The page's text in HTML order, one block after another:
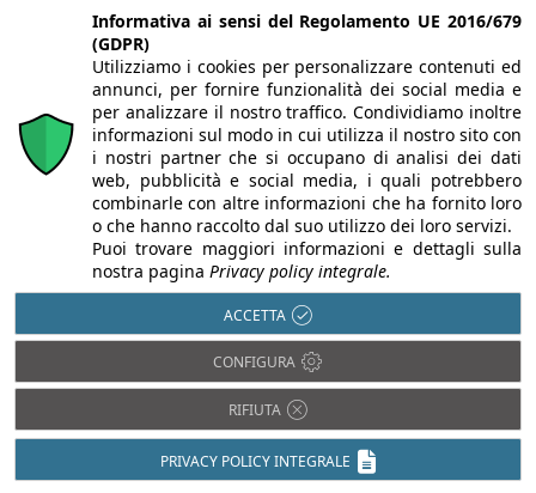
Isolamento acustico
Informativa ai sensi del Regolamento UE 2016/679
(GDPR)
Utilizziamo i cookies per personalizzare contenuti ed
annunci, per fornire funzionalità dei social media e
per analizzare il nostro traffico. Condividiamo inoltre
informazioni sul modo in cui utilizza il nostro sito con
i nostri partner che si occupano di analisi dei dati
web, pubblicità e social media, i quali potrebbero
combinarle con altre informazioni che ha fornito loro
o che hanno raccolto dal suo utilizzo dei loro servizi.
Puoi trovare maggiori informazioni e dettagli sulla
nostra pagina Privacy policy integrale.
ACCETTA
CONFIGURA
RIFIUTA
PRIVACY POLICY INTEGRALE